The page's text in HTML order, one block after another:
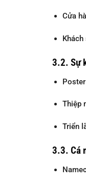
Cửa
Khách
3.2. Sự
Thiệp
Triển
3.3. Cá